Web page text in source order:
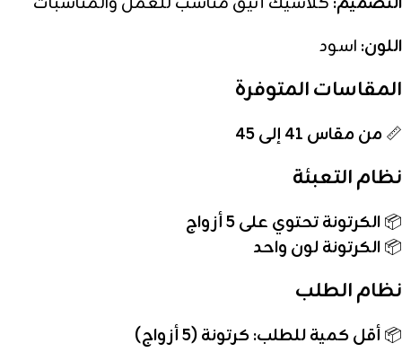
اللون: اسود
المقاسات المتوفرة
📏 من مقاس 41 إلى 45
نظام التعبئة
📦الكرتونة تحتوي على 5 أزواج
📦الكرتونة لون واحد
نظام الطلب
📦أقل كمية للطلب: كرتونة (5 أزواج)